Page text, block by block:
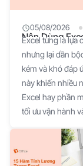
05/08/2026
Nên Dùng
Sánh Chi Tiết
Excel từng là lựa
nhưng lại dần
kém và khó đáp
này khiến nhiều
Excel hay phần
tối ưu vận hành
truyền thống và
giúp bạn đưa ra